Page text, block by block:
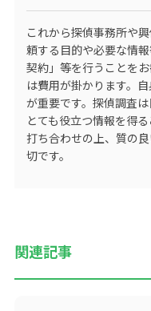
これから探偵事務所や
頼する目的や必要な情
契約」等を行うことを
は費用が掛かります。
が重要です。探偵調査
とても役立つ情報を得
打ち合わせの上、質の
切です。
関連記事